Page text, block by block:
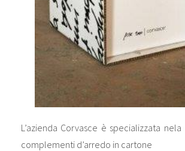
L’azienda Corvasce è specializzata
complementi d’arredo in cartone